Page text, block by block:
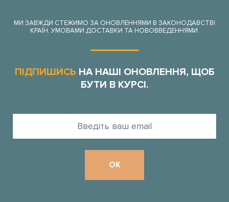
МИ ЗАВЖДИ СТЕЖИМО ЗА ОНОВЛЕННЯМИ В ЗАКОНОДАВСТВІ
КРАЇН, УМОВАМИ ДОСТАВКИ ТА НОВОВВЕДЕННЯМИ.
ПІДПИШИСЬ НА НАШІ ОНОВЛЕННЯ, ЩОБ
БУТИ В КУРСІ.